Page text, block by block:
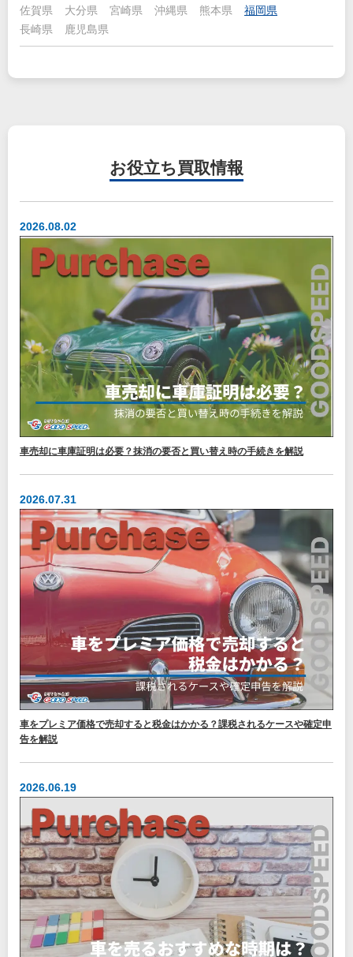
佐賀県
大分県 宮崎県 沖縄県 熊本県
福岡県
長崎県
鹿児島県
お役立ち 買取情報
2026.08.02
車売却に車庫証明は必要？抹消の要否と買い替え時の手続きを解説
2026.07.31
車をプレミア価格で売却すると税金はかかる？課税されるケースや確定申
告を解説
2026.06.19